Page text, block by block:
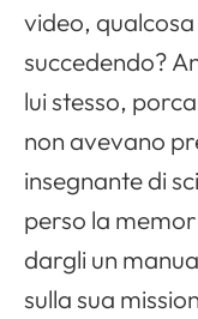
video, qualcosa
succedendo?
lui stesso,
non avevano
insegnante di
perso la
dargli un
sulla sua